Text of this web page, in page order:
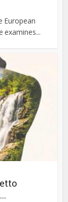
European
examines...